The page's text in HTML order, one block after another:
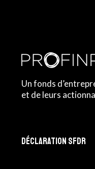
Un fonds
et de leurs
Déclaration SFDR